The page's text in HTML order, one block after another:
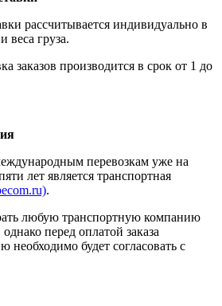
рассчитывается индивидуально в
веса груза.
заказов производится в срок от 1 до
перевозкам уже на
лет является транспортная
.
любую транспортную компанию
перед оплатой заказа
будет согласовать с